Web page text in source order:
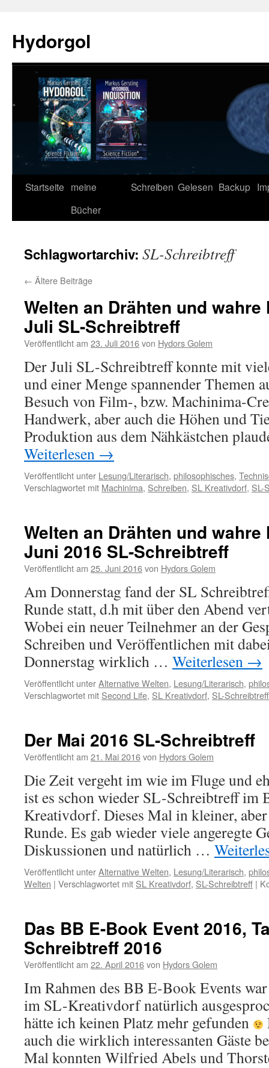
springen
Hydorgol
Startseite meine
Bücher
Schreiben Gelesen Backup
Schlagwortarchiv: SL-Schreibtreff
← Ältere Beiträge
Welten an Drähten und wahre
Juli SL-Schreibtreff
Veröffentlicht am 23. Juli 2016von Hydors Golem
Der Juli SL-Schreibtreff konnte mit
und einer Menge spannender Themen
Besuch von Film-, bzw. Machinima-
Handwerk, aber auch die Höhen und
Produktion aus dem Nähkästchen
Weiterlesen →
Veröffentlicht unter Lesung/Literarisch, philosophisches,
Verschlagwortet mit Machinima, Schreiben, SL Kreativdorf, SL-
Welten an Drähten und wahre
Juni 2016 SL-Schreibtreff
Veröffentlicht am 25. Juni 2016von Hydors Golem
Am Donnerstag fand der SL
Runde statt, d.h mit über den Abend
Wobei ein neuer Teilnehmer an der
Schreiben und Veröffentlichen mit
Donnerstag wirklich … Weiterlesen →
Veröffentlicht unterAlternative Welten, Lesung/Literarisch,
Verschlagwortet mit Second Life, SL Kreativdorf, SL-Schreibtreff
Der Mai 2016 SL-Schreibtreff
Veröffentlicht am 21. Mai 2016von Hydors Golem
Die Zeit vergeht im wie im Fluge und
ist es schon wieder SL-Schreibtreff im
Kreativdorf. Dieses Mal in kleiner,
Runde. Es gab wieder viele angeregte
Diskussionen und natürlich …
Veröffentlicht unterAlternative Welten, Lesung/Literarisch,
Welten | Verschlagwortet mit SL Kreativdorf, SL-Schreibtreff |
Das BB E-Book Event 2016,
Schreibtreff 2016
Veröffentlicht am 22. April 2016von Hydors Golem
Im Rahmen des BB E-Book Events
im SL-Kreativdorf natürlich
hätte ich keinen Platz mehr gefunden
auch die wirklich interessanten Gäste
Mal konnten Wilfried Abels und